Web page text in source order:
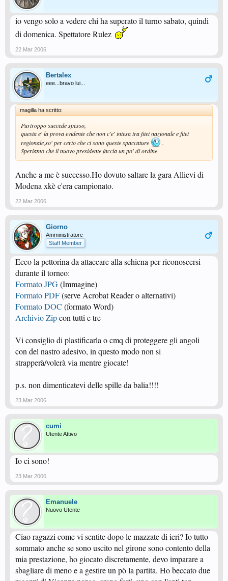
io vengo solo a vedere chi ha superato il turno sabato, quindi
di domenica. Spettatore Rulez
22 Mar 2006
Bertalex
eee...bravo lui...
magilla ha scritto:
Purtroppo succede spesso,
questa e' la prova evidente che non c'e' intesa tra fitet nazionale e fitet
regionale,so' per certo che ci sono queste spaccature
.
Speriamo che il nuovo presidente faccia un po' di ordine
Anche a me è successo.Ho dovuto saltare la gara Allievi di
Modena xkè c'era campionato.
22 Mar 2006
Giorno
Amministratore
Staff Member
Ecco la pettorina da attaccare alla schiena per riconoscersi
durante il torneo:
Formato JPG(Immagine)
Formato PDF(serve Acrobat Reader o alternativi)
Formato DOC (formato Word)
Archivio Zipcon tutti e tre
Vi consiglio di plastificarla o cmq di proteggere gli angoli
con del nastro adesivo, in questo modo non si
strapperà/volerà via mentre giocate!
p.s. non dimenticatevi delle spille da balia!!!!
23 Mar 2006
cumi
Utente Attivo
Io ci sono!
23 Mar 2006
Emanuele
Nuovo Utente
Ciao ragazzi come vi sentite dopo le mazzate di ieri? Io tutto
sommato anche se sono uscito nel girone sono contento della
mia prestazione, ho giocato discretamente, devo imparare a
sbagliare di meno e a gestire un pò la partita. Ho beccato due